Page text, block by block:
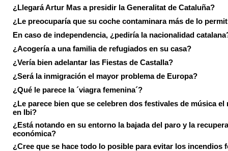
¿Llegará Artur Mas a presidir la Generalitat de Cataluña?
¿Le preocuparía que su coche contaminara más de lo
En caso de independencia, ¿pediría la nacionalidad
¿Acogería a una familia de refugiados en su casa?
¿Vería bien adelantar las Fiestas de Castalla?
¿Será la inmigración el mayor problema de Europa?
¿Qué le parece la ´viagra femenina´?
¿Le parece bien que se celebren dos festivales de música el
en Ibi?
¿Está notando en su entorno la bajada del paro y la
económica?
¿Cree que se hace todo lo posible para evitar los incendios